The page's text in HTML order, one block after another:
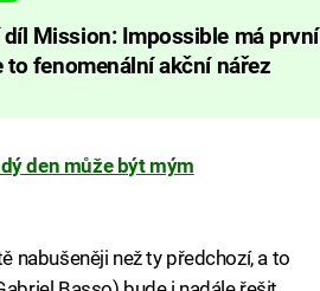
díl Mission: Impossible má první
to fenomenální akční nářez
den může být mým
nabušeněji než ty předchozí, a to